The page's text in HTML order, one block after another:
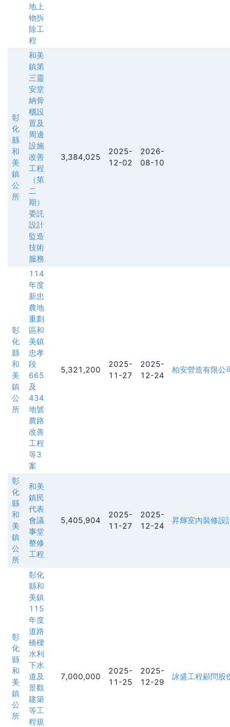
地上
物拆
除工
程
彰
化
縣
和
美
鎮
公
所
和美
鎮第
三靈
安堂
納骨
櫃設
置及
周邊
設施
改善
工程
（第
二
期）
委託
設計
監造
技術
服務
3,384,025
2025-
12-02
2026-
08-10
彰
化
縣
和
美
鎮
公
所
114
年度
新忠
農地
重劃
區和
美鎮
忠孝
段
665
及
434
地號
農路
改善
工程
等3
案
5,321,200
2025-
11-27
2025-
12-24
柏安營造有限公
彰
化
縣
和
美
鎮
公
所
和美
鎮民
代表
會議
事堂
整修
工程
5,405,904
2025-
11-27
2025-
12-24
昇輝室內裝修設
彰
化
縣
和
美
鎮
公
所
彰化
縣和
美鎮
115
年度
道路
橋樑
水利
下水
道及
景觀
建築
等工
程規
7,000,000
2025-
11-25
2025-
12-29
詠盛工程顧問股